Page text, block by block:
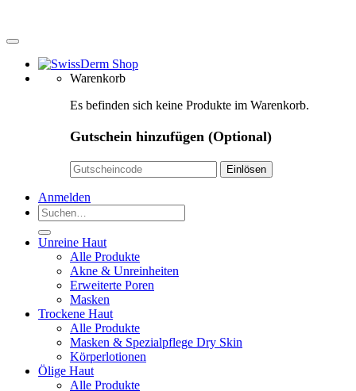
Warenkorb
Es befinden sich keine Produkte im Warenkorb.
Gutschein hinzufügen (Optional)
Anmelden
Suchen
nach:
Unreine Haut
Alle Produkte
Akne & Unreinheiten
Erweiterte Poren
Masken
Trockene Haut
Alle Produkte
Masken & Spezialpflege Dry Skin
Körperlotionen
Ölige Haut
Alle Produkte